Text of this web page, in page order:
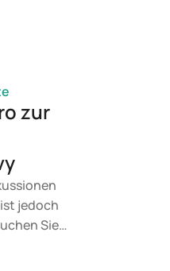
zur
jedoch
Sie